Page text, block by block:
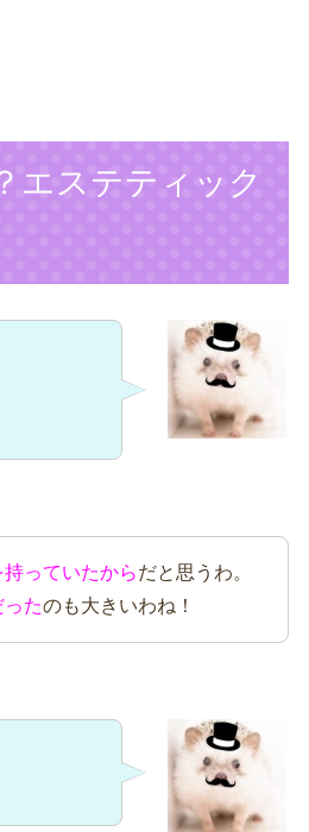
エステティック
持っていたからだと思うわ。
たのも大きいわね！